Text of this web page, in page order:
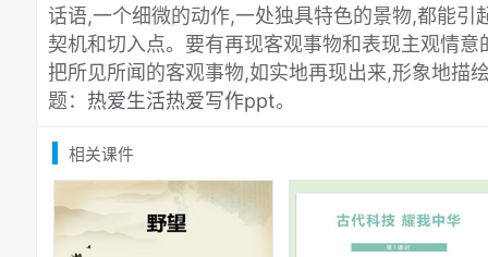
话语,一个细微的动作,一处独具特色的景物,都能引
契机和切入点。要有再现客观事物和表现主观情
把所见所闻的客观事物,如实地再现出来,形象地描
题： 热爱生活热爱写作ppt。
相关课件